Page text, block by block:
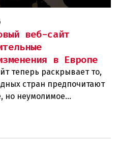
веб-сайт
в Европе
теперь раскрывает то,
стран предпочитают
но неумолимое
населения
«Часы замен